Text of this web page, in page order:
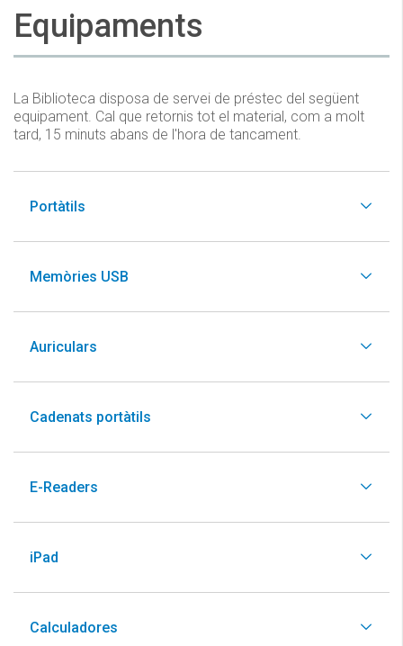
Equipaments
La Biblioteca disposa de servei de préstec del següent
equipament. Cal que retornis tot el material, com a molt
tard, 15 minuts abans de l'hora de tancament.
Portàtils
Memòries USB
Auriculars
Cadenats portàtils
E-Readers
iPad
Calculadores